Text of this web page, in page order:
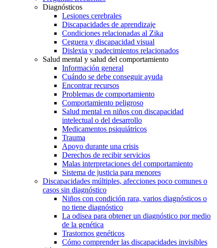
Diagnósticos
Lesiones cerebrales
Discapacidades de aprendizaje
Condiciones relacionadas al Zika
Ceguera y discapacidad visual
Dislexia y padecimientos relacionados
Salud mental y salud del comportamiento
Información general
Cuándo se debe conseguir ayuda
Encontrar recursos
Problemas de comportamiento
Comportamiento peligroso
Salud mental en niños con discapacidad
intelectual o del desarrollo
Medicamentos psiquiátricos
Trauma
Apoyo durante una crisis
Derechos de recibir servicios
Malas interpretaciones del comportamiento
Sistema de justicia para menores
Discapacidades múltiples, afecciones poco comunes o
casos sin diagnóstico
Niños con condición rara, varios diagnósticos o
no tiene diagnóstico
La odisea para obtener un diagnóstico por medio
de la genética
Trastornos genéticos
Cómo comprender las discapacidades invisibles